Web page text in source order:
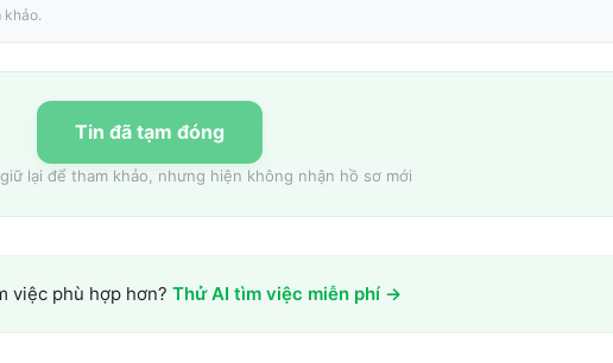
khảo.
Tin đã tạm đóng
lại để tham khảo, nhưng hiện không nhận hồ sơ mới
việc phù hợp hơn? Thử AI tìm việc miễn phí →